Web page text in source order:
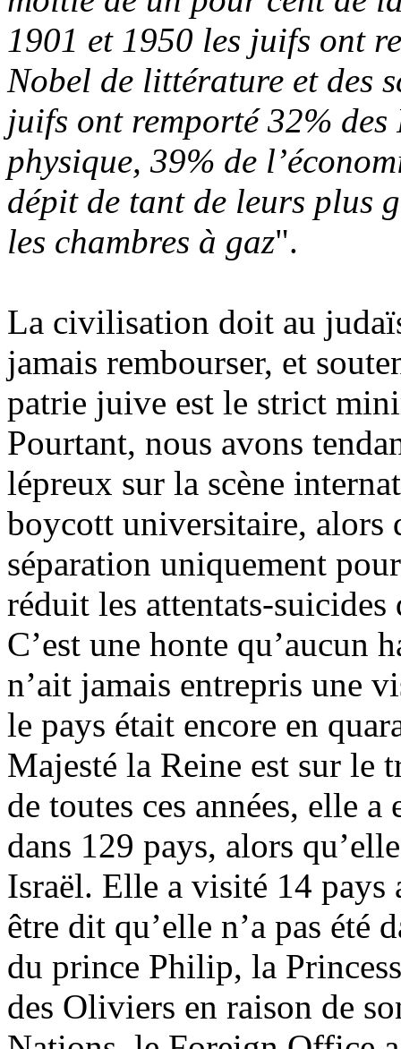
1901 et 1950 les juifs ont
Nobel de littérature et des
juifs ont remporté 32%
physique, 39% de
dépit de tant de leurs plus
les chambres à gaz".
La civilisation doit au
jamais rembourser, et
patrie juive est le strict
Pourtant, nous avons
lépreux sur la scène
boycott universitaire, alors
séparation uniquement
réduit les attentats-
C’est une honte qu’aucun
n’ait jamais entrepris une
le pays était encore en
Majesté la Reine est sur le
de toutes ces années, elle
dans 129 pays, alors
Israël. Elle a visité 14 pays
être dit qu’elle n’a pas été
du prince Philip, la
des Oliviers en raison de